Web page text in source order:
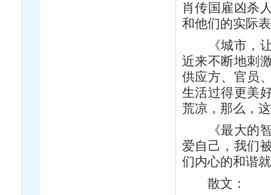
肖传国雇凶杀
和他们的实际
《城市，让
近来不断地刺
供应方、官员
生活过得更美
荒凉，那么，
《最大的智
爱自己，我们
们内心的和谐
散文：